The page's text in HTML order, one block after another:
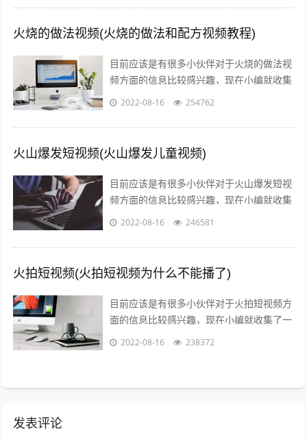
火烧的做法视频(火烧的做法和配方视频教程)
目前应该是有很多小伙伴对于火烧的做法视
频方面的信息比较感兴趣，现在小编就收集
了一些与火烧的做法和配方视频教程相关的
2022-08-16 254762
火山爆发短视频(火山爆发儿童视频)
目前应该是有很多小伙伴对于火山爆发短视
频方面的信息比较感兴趣，现在小编就收集
了一些与火山爆发儿童视频相关的信息来分
2022-08-16 246581
火拍短视频(火拍短视频为什么不能播了)
目前应该是有很多小伙伴对于火拍短视频方
面的信息比较感兴趣，现在小编就收集了一
些与火拍短视频为什么不能播了相关的信息
2022-08-16 238372
发表评论